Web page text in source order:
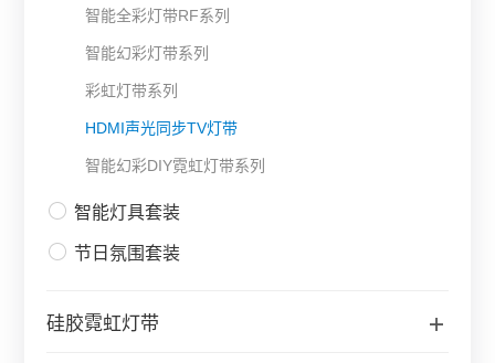
智能全彩灯带RF系列
智能幻彩灯带系列
彩虹灯带系列
HDMI声光同步TV灯带
智能幻彩DIY霓虹灯带系列
智能灯具套装
节日氛围套装
硅胶霓虹灯带